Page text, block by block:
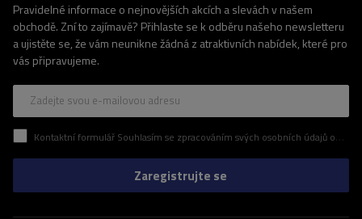
Pravidelné informace o nejnovějších akcích a slevách v našem
obchodě. Zní to zajímavě? Přihlaste se k odběru našeho newsletteru
a ujistěte se, že vám neunikne žádná z atraktivních nabídek, které pro
vás připravujeme.
Zadejte svou e-mailovou adresu
Kontaktní formulář Souhlasím se zpracováním svých osobních údajů obsažených v kontaktním formuláři v souladu s nařízením Evropského parlamentu a Rady (EU)
Zaregistrujte se